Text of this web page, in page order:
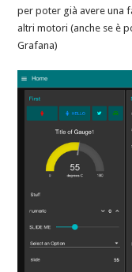
per poter già avere una
altri motori (anche se è
Grafana)